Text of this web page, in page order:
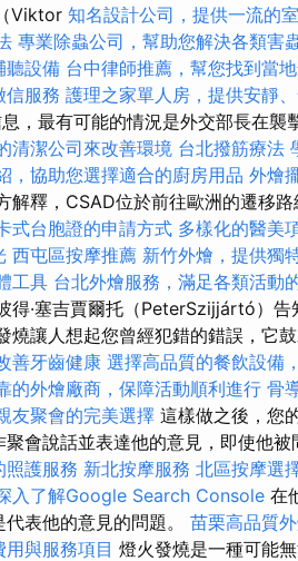
Viktor 知名設計公司，提供一流的
專業除蟲公司，幫助您解決各類害
聽設備 台中律師推薦，幫您找到當
信服務 護理之家單人房，提供安靜
，最有可能的情況是外交部長在襲
清潔公司來改善環境 台北撥筋療法
，協助您選擇適合的廚房用品 外燴
解釋，CSAD位於前往歐洲的遷移
式台胞證的申請方式 多樣化的醫美
西屯區按摩推薦 新竹外燴，提供獨
工具 台北外燴服務，滿足各類活動
得·塞吉賈爾托（PeterSzijjártó）
燒讓人想起您曾經犯錯的錯誤，它
善牙齒健康 選擇高品質的餐飲設備
的外燴廠商，保障活動順利進行 骨
友聚會的完美選擇 這樣做之後，您
會說話並表達他的意見，即使他被
照護服務 新北按摩服務 北區按摩選
入了解Google Search Console 在
表他的意見的問題。 苗栗高品質
與服務項目 燈火發燒是一種可能